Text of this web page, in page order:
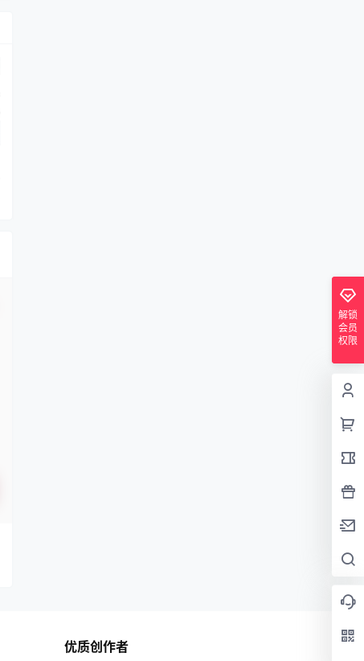
解锁
会员
权限
优质创作者